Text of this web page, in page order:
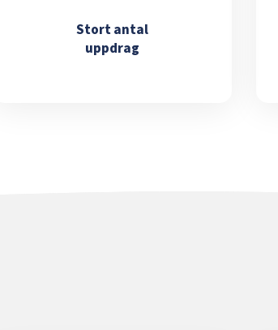
Stort antal
uppdrag